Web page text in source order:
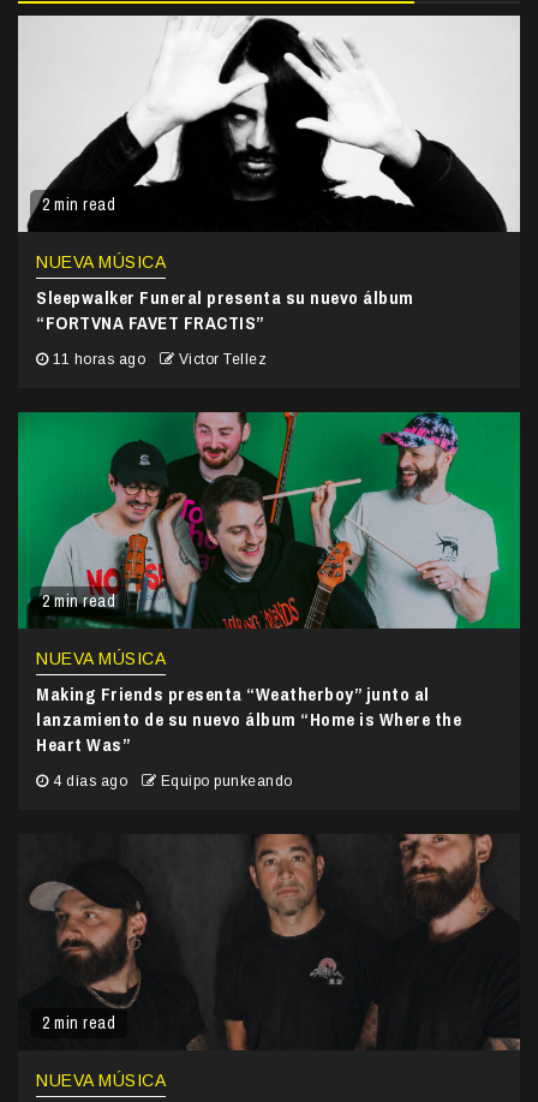
2 min read
NUEVA MÚSICA
Sleepwalker Funeral presenta su nuevo álbum
“FORTVNA FAVET FRACTIS”
11 horas ago Victor Tellez
2 min read
NUEVA MÚSICA
Making Friends presenta “Weatherboy” junto al
lanzamiento de su nuevo álbum “Home is Where the
Heart Was”
4 días ago Equipo punkeando
2 min read
NUEVA MÚSICA